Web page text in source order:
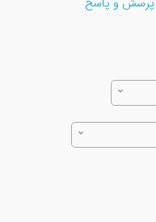
پرسش و پاسخ